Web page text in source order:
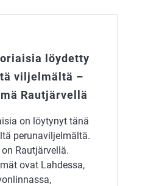
löydetty
viljelmältä –
Rautjärvellä
on löytynyt tänä
perunaviljelmältä.
Rautjärvellä.
ovat Lahdessa,